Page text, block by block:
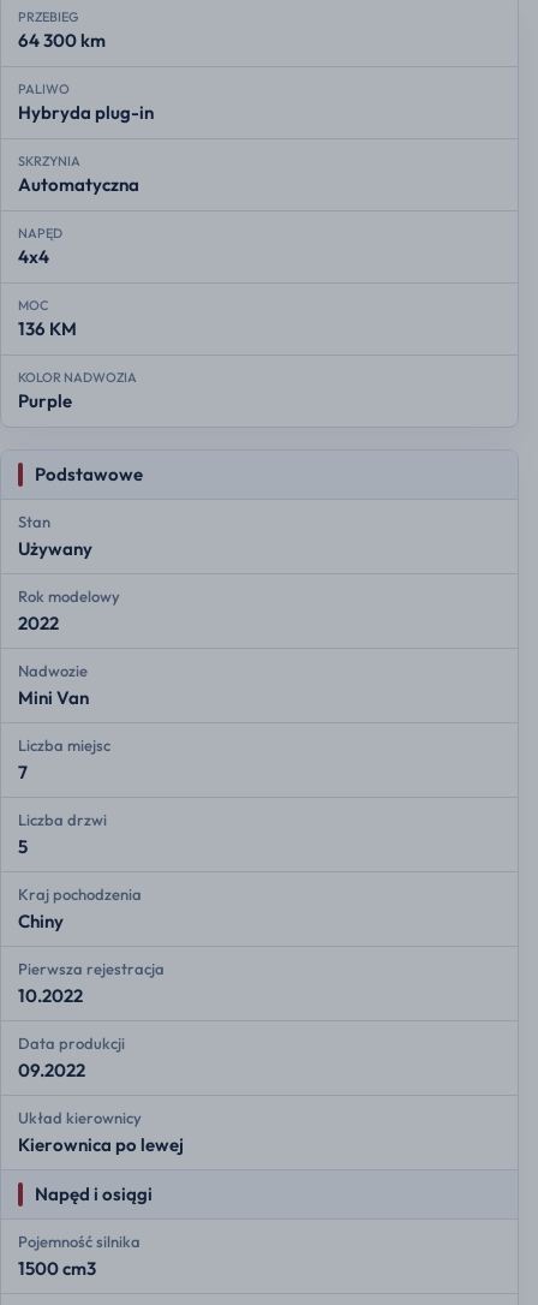
PRZEBIEG
64 300 km
PALIWO
Hybryda plug-in
SKRZYNIA
Automatyczna
NAPĘD
4x4
MOC
136 KM
KOLOR NADWOZIA
Purple
Podstawowe
Stan
Używany
Rok modelowy
2022
Nadwozie
Mini Van
Liczba miejsc
7
Liczba drzwi
5
Kraj pochodzenia
Chiny
Pierwsza rejestracja
10.2022
Data produkcji
09.2022
Układ kierownicy
Kierownica po lewej
Napęd i osiągi
Pojemność silnika
1500 cm3